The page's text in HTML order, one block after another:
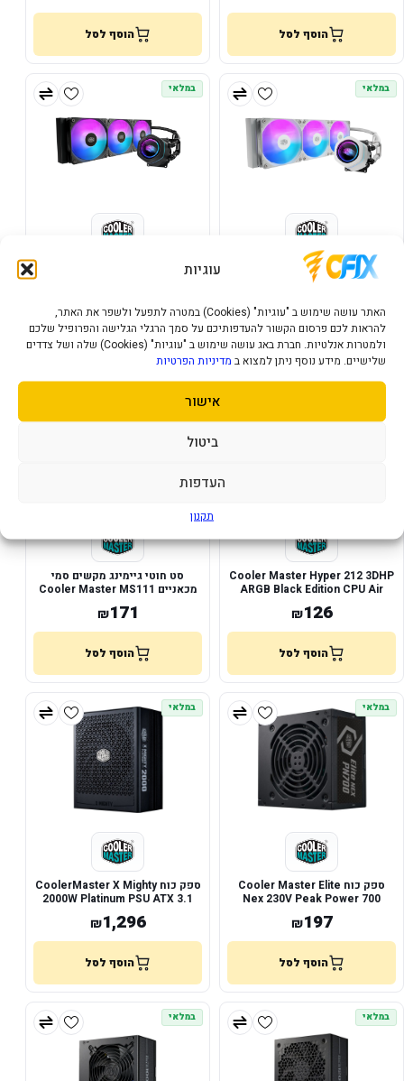
עוגיות
האתר עושה שימוש ב "עוגיות" (Cookies) במטרה לתפעל ולשפר את האתר,
להראות לכם פרסום הקשור להעדפותיכם על סמך הרגלי הגלישה והפרופיל שלכם
ולמטרות אנלטיות. חברת באג עושה שימוש ב "עוגיות" (Cookies) שלה ושל צדדים
שלישיים. מידע נוסף ניתן למצוא ב מדיניות הפרטיות
אישור
ביטול
העדפות
תקנון
הוסף לסל הוסף לסל
במלאי
Master MasterLiquid Core Nex
303
הוסף לסל
במלאי
Master MasterLiquid Core Nex
303
הוסף לסל
Cooler Master Hyper 212 3DHP
ARGB Black Edition CPU Air
Cooler
₪126
הוסף לסל
במלאי
סט חוטי גיימינג מקשים סמי
מכאניים Cooler Master MS111
RGB
₪171
הוסף לסל
במלאי
ספק כוח Cooler Master Elite
Nex 230V Peak Power 700
Active Pfc
₪197
הוסף לסל
במלאי
ספק כוח CoolerMaster X Mighty
2000W Platinum PSU ATX 3.1
₪1,296
הוסף לסל
במלאי במלאי